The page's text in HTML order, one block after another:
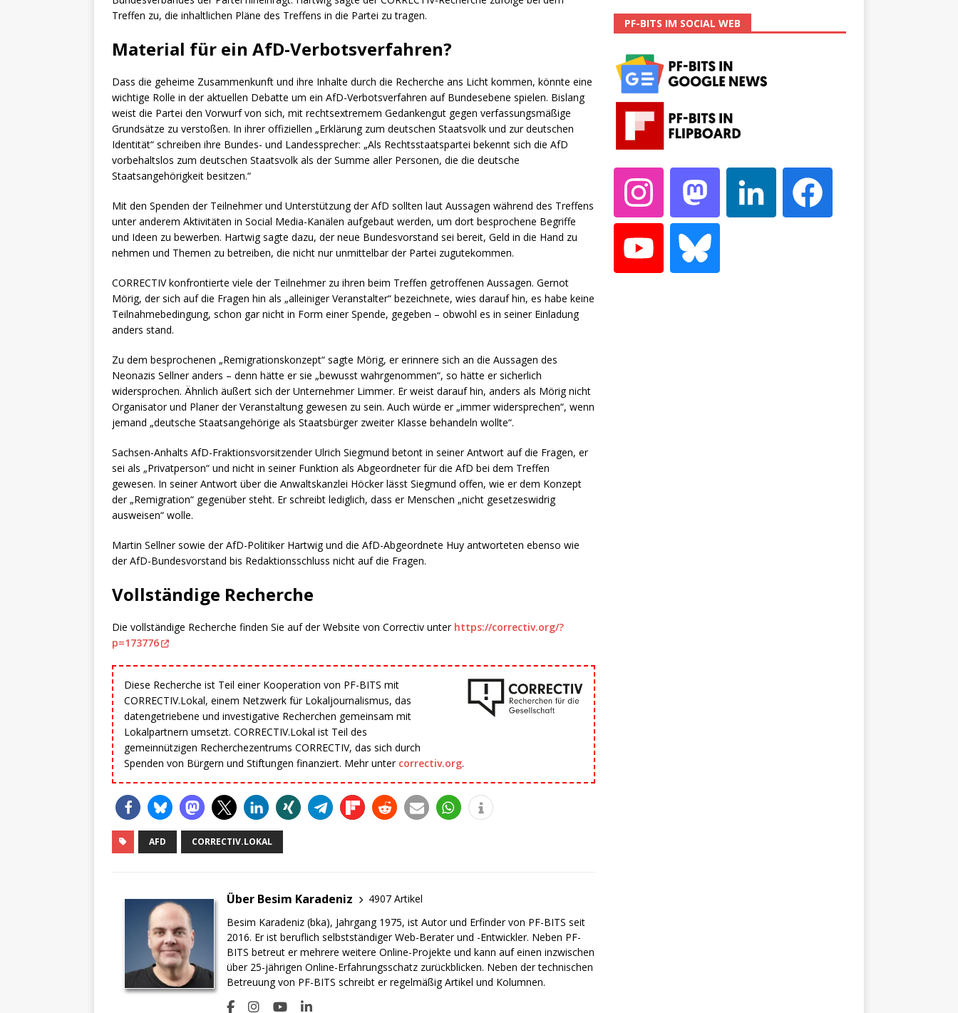
Treffen zu, die inhaltlichen Pläne des Treffens in die Partei zu tragen.
Material für ein AfD-Verbotsverfahren?
Dass die geheime Zusammenkunft und ihre Inhalte durch die Recherche ans Licht kommen, könnte eine
wichtige Rolle in der aktuellen Debatte um ein AfD-Verbotsverfahren auf Bundesebene spielen. Bislang
weist die Partei den Vorwurf von sich, mit rechtsextremem Gedankengut gegen verfassungsmäßige
Grundsätze zu verstoßen. In ihrer offiziellen „Erklärung zum deutschen Staatsvolk und zur deutschen
Identität“ schreiben ihre Bundes- und Landessprecher: „Als Rechtsstaatspartei bekennt sich die AfD
vorbehaltslos zum deutschen Staatsvolk als der Summe aller Personen, die die deutsche
Staatsangehörigkeit besitzen.“
Mit den Spenden der Teilnehmer und Unterstützung der AfD sollten laut Aussagen während des Treffens
unter anderem Aktivitäten in Social Media-Kanälen aufgebaut werden, um dort besprochene Begriffe
und Ideen zu bewerben. Hartwig sagte dazu, der neue Bundesvorstand sei bereit, Geld in die Hand zu
nehmen und Themen zu betreiben, die nicht nur unmittelbar der Partei zugutekommen.
CORRECTIV konfrontierte viele der Teilnehmer zu ihren beim Treffen getroffenen Aussagen. Gernot
Mörig, der sich auf die Fragen hin als „alleiniger Veranstalter“ bezeichnete, wies darauf hin, es habe keine
Teilnahmebedingung, schon gar nicht in Form einer Spende, gegeben – obwohl es in seiner Einladung
anders stand.
Zu dem besprochenen „Remigrationskonzept“ sagte Mörig, er erinnere sich an die Aussagen des
Neonazis Sellner anders – denn hätte er sie „bewusst wahrgenommen“, so hätte er sicherlich
widersprochen. Ähnlich äußert sich der Unternehmer Limmer. Er weist darauf hin, anders als Mörig nicht
Organisator und Planer der Veranstaltung gewesen zu sein. Auch würde er „immer widersprechen“, wenn
jemand „deutsche Staatsangehörige als Staatsbürger zweiter Klasse behandeln wollte“.
Sachsen-Anhalts AfD-Fraktionsvorsitzender Ulrich Siegmund betont in seiner Antwort auf die Fragen, er
sei als „Privatperson“ und nicht in seiner Funktion als Abgeordneter für die AfD bei dem Treffen
gewesen. In seiner Antwort über die Anwaltskanzlei Höcker lässt Siegmund offen, wie er dem Konzept
der „Remigration“ gegenüber steht. Er schreibt lediglich, dass er Menschen „nicht gesetzeswidrig
ausweisen“ wolle.
Martin Sellner sowie der AfD-Politiker Hartwig und die AfD-Abgeordnete Huy antworteten ebenso wie
der AfD-Bundesvorstand bis Redaktionsschluss nicht auf die Fragen.
Vollständige Recherche
Die vollständige Recherche finden Sie auf der Website von Correctiv unter https://correctiv.org/?
p=173776
Diese Recherche ist Teil einer Kooperation von PF-BITS mit
CORRECTIV.Lokal, einem Netzwerk für Lokaljournalismus, das
datengetriebene und investigative Recherchen gemeinsam mit
Lokalpartnern umsetzt. CORRECTIV.Lokal ist Teil des
gemeinnützigen Recherchezentrums CORRECTIV, das sich durch
Spenden von Bürgern und Stiftungen finanziert. Mehr unter correctiv.org.
AFD CORRECTIV.LOKAL
Über Besim Karadeniz
4907 Artikel
Besim Karadeniz (bka), Jahrgang 1975, ist Autor und Erfinder von PF-BITS seit
2016. Er ist beruflich selbstständiger Web-Berater und -Entwickler. Neben PF-
BITS betreut er mehrere weitere Online-Projekte und kann auf einen inzwischen
über 25-jährigen Online-Erfahrungsschatz zurückblicken. Neben der technischen
Betreuung von PF-BITS schreibt er regelmäßig Artikel und Kolumnen.
PF-BITS IM SOCIAL WEB